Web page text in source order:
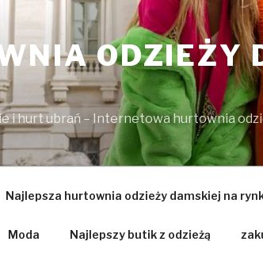
ODZIEŻY
i hurt ubrań – Internetowa hurtownia
Najlepsza hurtownia odzieży damskiej na
Moda Najlepszy butik z odzieżą